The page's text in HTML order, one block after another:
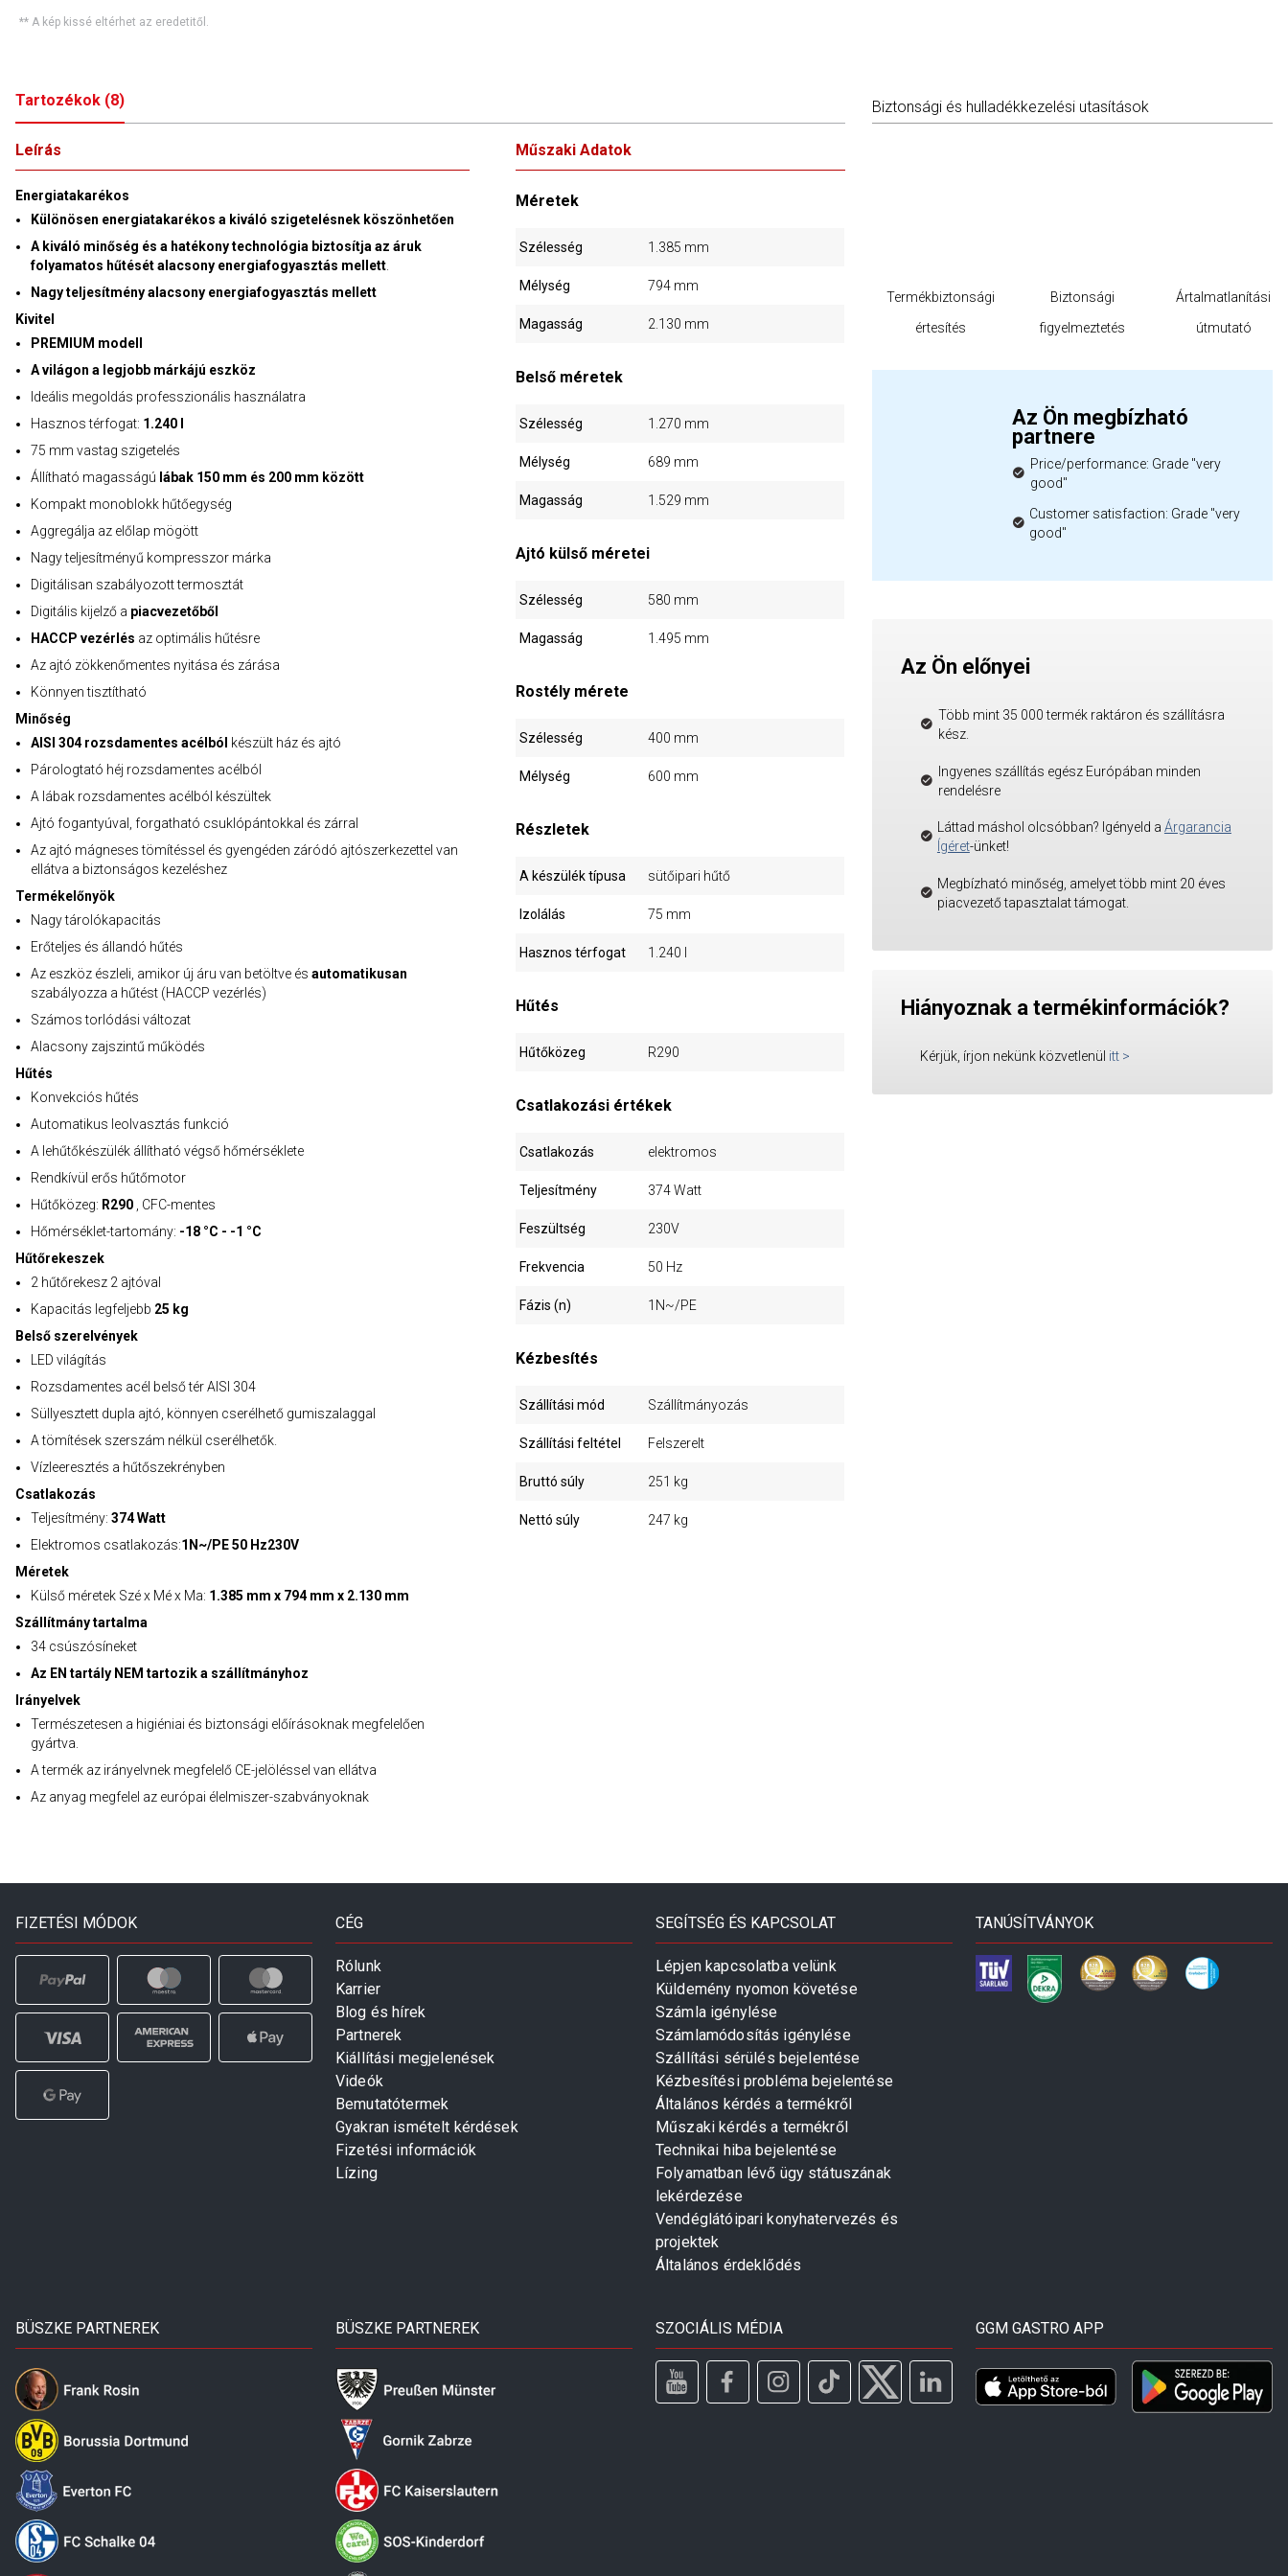
** A kép kissé eltérhet az eredetitől.
Tartozékok (8)
Leírás
Energiatakarékos
Különösen energiatakarékos a kiváló szigetelésnek köszönhetően
A kiváló minőség és a hatékony technológia biztosítja az áruk
folyamatos hűtését alacsony energiafogyasztás mellett
Nagy teljesítmény alacsony energiafogyasztás mellett
Kivitel
PREMIUM modell
A világon a legjobb márkájú eszköz
Ideális megoldás professzionális használatra
Hasznos térfogat: 1.240 l
75 mm vastag szigetelés
Állítható magasságú lábak 150 mm és 200 mm között
Kompakt monoblokk hűtőegység
Aggregálja az előlap mögött
Nagy teljesítményű kompresszor márka
Digitálisan szabályozott termosztát
Digitális kijelző a piacvezetőből
HACCP vezérlés az optimális hűtésre
Az ajtó zökkenőmentes nyitása és zárása
Könnyen tisztítható
Minőség
AISI 304 rozsdamentes acélból készült ház és ajtó
Párologtató héj rozsdamentes acélból
A lábak rozsdamentes acélból készültek
Ajtó fogantyúval, forgatható csuklópántokkal és zárral
Az ajtó mágneses tömítéssel és gyengéden záródó ajtószerkezettel van
ellátva a biztonságos kezeléshez
Termékelőnyök
Nagy tárolókapacitás
Erőteljes és állandó hűtés
Az eszköz észleli, amikor új áru van betöltve és automatikusan
szabályozza a hűtést (HACCP vezérlés)
Számos torlódási változat
Alacsony zajszintű működés
Hűtés
Konvekciós hűtés
Automatikus leolvasztás funkció
A lehűtőkészülék állítható végső hőmérséklete
Rendkívül erős hűtőmotor
Hűtőközeg: R290 , CFC-mentes
Hőmérséklet-tartomány: -18 °C - -1 °C
Hűtőrekeszek
2 hűtőrekesz 2 ajtóval
Kapacitás legfeljebb 25 kg
Belső szerelvények
LED világítás
Rozsdamentes acél belső tér AISI 304
Süllyesztett dupla ajtó, könnyen cserélhető gumiszalaggal
A tömítések szerszám nélkül cserélhetők.
Vízleeresztés a hűtőszekrényben
Csatlakozás
Teljesítmény: 374 Watt
Elektromos csatlakozás:1N~/PE 50 Hz230V
Méretek
Külső méretek Szé x Mé x Ma: 1.385 mm x 794 mm x 2.130 mm
Szállítmány tartalma
34 csúszósíneket
Az EN tartály NEM tartozik a szállítmányhoz
Irányelvek
Természetesen a higiéniai és biztonsági előírásoknak megfelelően
gyártva.
A termék az irányelvnek megfelelő CE-jelöléssel van ellátva
Az anyag megfelel az európai élelmiszer-szabványoknak
Műszaki Adatok
Méretek
Szélesség 1.385 mm
Mélység 794 mm
Magasság 2.130 mm
Belső méretek
Szélesség 1.270 mm
Mélység 689 mm
Magasság 1.529 mm
Ajtó külső méretei
Szélesség 580 mm
Magasság 1.495 mm
Rostély mérete
Szélesség 400 mm
Mélység 600 mm
Részletek
A készülék típusa sütőipari hűtő
Izolálás 75 mm
Hasznos térfogat 1.240 l
Hűtés
Hűtőközeg R290
Csatlakozási értékek
Csatlakozás elektromos
Teljesítmény 374 Watt
Feszültség 230V
Frekvencia 50 Hz
Fázis (n) 1N~/PE
Kézbesítés
Szállítási mód Szállítmányozás
Szállítási feltétel Felszerelt
Bruttó súly 251 kg
Nettó súly 247 kg
Biztonsági és hulladékkezelési utasítások
Termékbiztonsági
értesítés
Biztonsági
figyelmeztetés
Ártalmatlanítási
útmutató
Az Ön megbízható
partnere
Price/performance: Grade "very
good"
Customer satisfaction: Grade "very
good"
Az Ön előnyei
Több mint 35 000 termék raktáron és szállításra
kész.
Ingyenes szállítás egész Európában minden
rendelésre
Láttad máshol olcsóbban? Igényeld a Árgarancia
Ígéret-ünket!
Megbízható minőség, amelyet több mint 20 éves
piacvezető tapasztalat támogat.
Hiányoznak a termékinformációk?
Kérjük, írjon nekünk közvetlenül itt >
FIZETÉSI MÓDOK CÉG
Rólunk
Karrier
Blog és hírek
Partnerek
Kiállítási megjelenések
Videók
Bemutatótermek
Gyakran ismételt kérdések
Fizetési információk
Lízing
SEGÍTSÉG ÉS KAPCSOLAT
Lépjen kapcsolatba velünk
Küldemény nyomon követése
Számla igénylése
Számlamódosítás igénylése
Szállítási sérülés bejelentése
Kézbesítési probléma bejelentése
Általános kérdés a termékről
Műszaki kérdés a termékről
Technikai hiba bejelentése
Folyamatban lévő ügy státuszának
lekérdezése
Vendéglátóipari konyhatervezés és
projektek
Általános érdeklődés
TANÚSÍTVÁNYOK
BÜSZKE PARTNEREK BÜSZKE PARTNEREK SZOCIÁLIS MÉDIA GGM GASTRO APP